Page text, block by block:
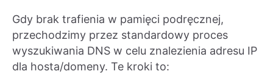
Gdy brak trafienia w pamięci podręcznej,
przechodzimy przez standardowy proces
wyszukiwania DNS w celu znalezienia adresu IP
dla hosta/domeny. Te kroki to: